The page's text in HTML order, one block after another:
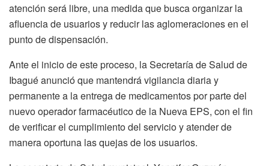
atención será libre, una medida que busca organizar la
afluencia de usuarios y reducir las aglomeraciones en el
punto de dispensación.
Ante el inicio de este proceso, la Secretaría de Salud de
Ibagué anunció que mantendrá vigilancia diaria y
permanente a la entrega de medicamentos por parte del
nuevo operador farmacéutico de la Nueva EPS, con el fin
de verificar el cumplimiento del servicio y atender de
manera oportuna las quejas de los usuarios.